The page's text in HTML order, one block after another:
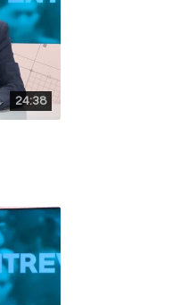
24:38